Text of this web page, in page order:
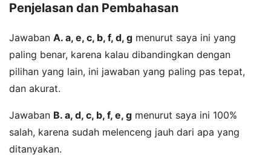
Penjelasan dan Pembahasan
Jawaban A. a, e, c, b, f, d, g menurut saya ini yang
paling benar, karena kalau dibandingkan dengan
pilihan yang lain, ini jawaban yang paling pas tepat,
dan akurat.
Jawaban B. a, d, c, b, f, e, g menurut saya ini 100%
salah, karena sudah melenceng jauh dari apa yang
ditanyakan.